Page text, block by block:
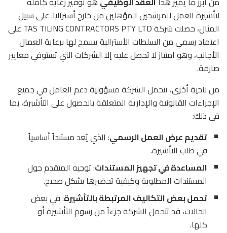
لتأشيرة العمل للمرشحين المؤهلين من خارج أستراليا. على سبيل
المثال، حصلت شركة TAS TILING CONTRACTORS PTY LTD على
اعتماد رسمي من السلطات الأسترالية يسمح لها برعاية العمال
الأجانب، وهو امتياز لا تحصل عليه إلا الشركات التي تستوفي معايير
صارمة.
من ناحية أخرى، تتحمل الشركة مسؤولية دعم العامل في جميع
الإجراءات القانونية والإدارية المتعلقة بالحصول على التأشيرة، بما
في ذلك:
تقديم عرض العمل الرسمي: الذي يُعد مستنداً أساسياً
في طلب التأشيرة.
المساعدة في تجهيز المستندات: توجيه المتقدم حول
المستندات المطلوبة وكيفية تحضيرها بشكل صحيح.
تحمل بعض التكاليف المرتبطة بالتأشيرة: في بعض
الحالات، قد تتحمل الشركة جزءاً من رسوم التأشيرة أو
كلها.